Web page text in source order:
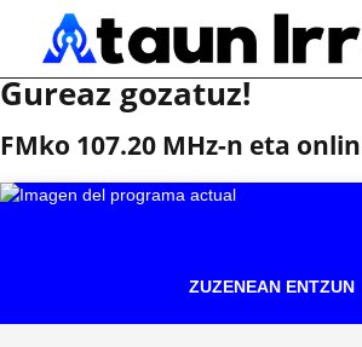
Gureaz gozatuz!
FMko 107.20 MHz-n eta
ZUZENEAN ENTZUN